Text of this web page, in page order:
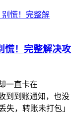
慌！完整解决攻
一直卡在
到到账通知，也没
失，转账未打包」